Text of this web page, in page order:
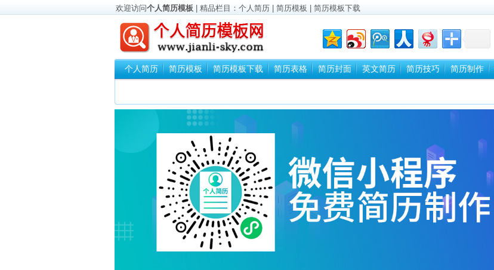
欢迎访问个人简历模板 | 精品栏目： 个人简历 简历模板 简历模板下载
个人简历 简历模板 简历模板下载 简历表格 简历封面 英文简历 简历技巧 简历制作